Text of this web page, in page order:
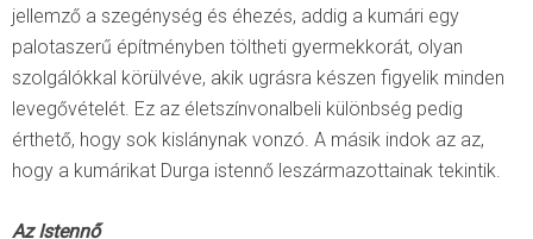
jellemző a szegénység és éhezés, addig a kumári egy
palotaszerű építményben töltheti gyermekkorát, olyan
szolgálókkal körülvéve, akik ugrásra készen figyelik minden
levegővételét. Ez az életszínvonalbeli különbség pedig
érthető, hogy sok kislánynak vonzó. A másik indok az az,
hogy a kumárikat Durga istennő leszármazottainak tekintik.
Az Istennő